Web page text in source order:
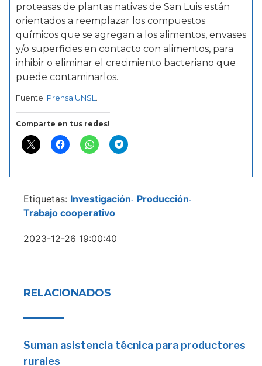
proteasas de plantas nativas de San Luis están
orientados a reemplazar los compuestos
químicos que se agregan a los alimentos, envases
y/o superficies en contacto con alimentos, para
inhibir o eliminar el crecimiento bacteriano que
puede contaminarlos.
Fuente: Prensa UNSL
Comparte en tus redes!
Etiquetas: Investigación- Producción-
Trabajo cooperativo
2023-12-26 19:00:40
RELACIONADOS
Suman asistencia técnica para productores
rurales